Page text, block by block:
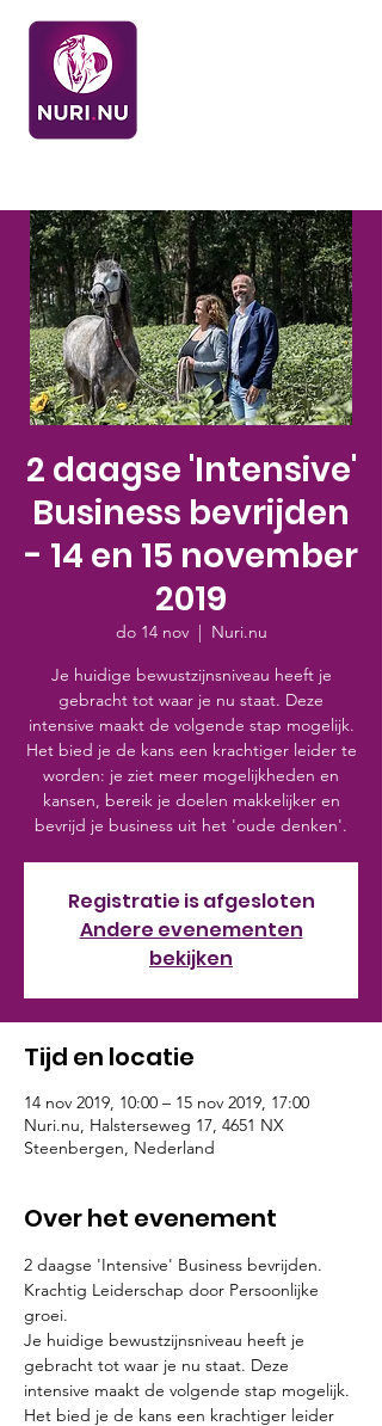
2 daagse 'Intensive'
Business bevrijden
- 14 en 15 november
2019
do 14 nov
  |
Nuri.nu
Je huidige bewustzijnsniveau heeft je
gebracht tot waar je nu staat. Deze
intensive maakt de volgende stap mogelijk.
Het bied je de kans een krachtiger leider te
worden: je ziet meer mogelijkheden en
kansen, bereik je doelen makkelijker en
bevrijd je business uit het 'oude denken'.
Registratie is afgesloten
Andere evenementen
bekijken
Tijd en locatie
14 nov 2019, 10:00 – 15 nov 2019, 17:00
Nuri.nu, Halsterseweg 17, 4651 NX
Steenbergen, Nederland
Over het evenement
2 daagse 'Intensive' Business bevrijden.
Krachtig Leiderschap door Persoonlijke
groei.
Je huidige bewustzijnsniveau heeft je
gebracht tot waar je nu staat. Deze
intensive maakt de volgende stap mogelijk.
Het bied je de kans een krachtiger leider